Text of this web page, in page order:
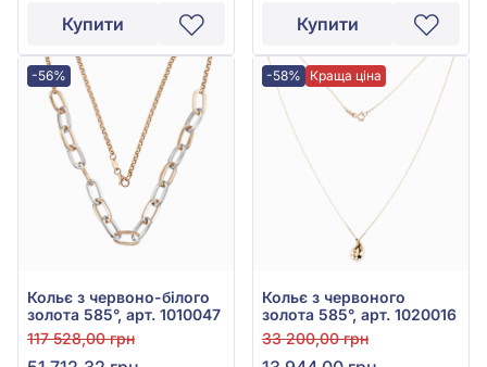
Купити Купити
-56%
Кольє з червоно-білого
золота 585°, арт. 1010047
117 528,00 грн
-58% Краща ціна
Кольє з червоного
золота 585°, арт. 1020016
33 200,00 грн